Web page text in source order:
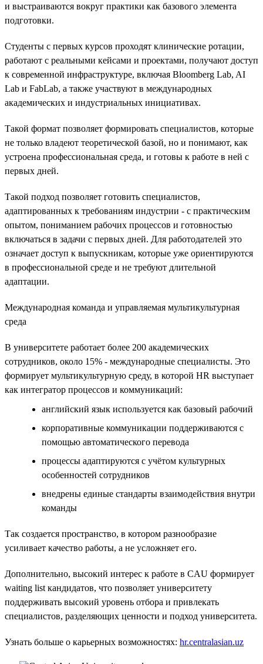
и выстраиваются вокруг практики как базового элемента
подготовки.
Студенты с первых курсов проходят клинические ротации,
работают с реальными кейсами и проектами, получают доступ
к современной инфраструктуре, включая Bloomberg Lab, AI
Lab и FabLab, а также участвуют в международных
академических и индустриальных инициативах.
Такой формат позволяет формировать специалистов, которые
не только владеют теоретической базой, но и понимают, как
устроена профессиональная среда, и готовы к работе в ней с
первых дней.
Такой подход позволяет готовить специалистов,
адаптированных к требованиям индустрии - с практическим
опытом, пониманием рабочих процессов и готовностью
включаться в задачи с первых дней. Для работодателей это
означает доступ к выпускникам, которые уже ориентируются
в профессиональной среде и не требуют длительной
адаптации.
Международная команда и управляемая мультикультурная
среда
В университете работает более 200 академических
сотрудников, около 15% - международные специалисты. Это
формирует мультикультурную среду, в которой HR выступает
как интегратор процессов и коммуникаций:
английский язык используется как базовый рабочий
корпоративные коммуникации поддерживаются с
помощью автоматического перевода
процессы адаптируются с учётом культурных
особенностей сотрудников
внедрены единые стандарты взаимодействия внутри
команды
Так создается пространство, в котором разнообразие
усиливает качество работы, а не усложняет его.
Дополнительно, высокий интерес к работе в CAU формирует
waiting list кандидатов, что позволяет университету
поддерживать высокий уровень отбора и привлекать
специалистов, разделяющих ценности и подход университета.
Узнать больше о карьерных возможностях: hr.centralasian.uz